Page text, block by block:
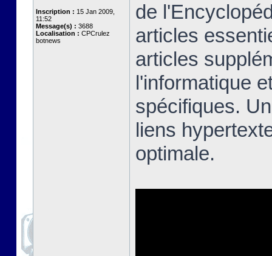
Inscription : 15 Jan 2009,
11:52
Message(s) : 3688
Localisation : CPCrulez
botnews
de
articles
articles
l'informatique
spécifiques.
liens
optimale.